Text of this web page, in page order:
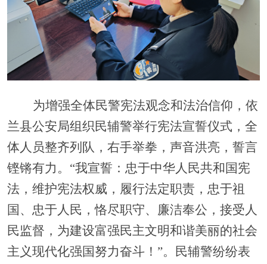
为增强全体民警宪法观念和法治信仰，依
兰县公安局组织民辅警举行宪法宣誓仪式， 全
体人员整齐列队，右手举拳，声音洪亮，誓言
铿锵有力 。 “我宣誓：忠于中华人民共和国宪
法，维护宪法权威，履行法定职责，忠于祖
国、忠于人民，恪尽职守、廉洁奉公，接受人
民监督，为建设富强民主文明和谐美丽的社会
主义现代化强国努力奋斗！”。
民辅警纷纷表